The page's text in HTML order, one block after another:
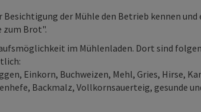
Besichtigung der Mühle den Betrieb kennen
zum Brot".
im Mühlenladen. Dort sind
Einkorn, Buchweizen, Mehl, Gries, Hirse,
Backmalz, Vollkornsauerteig, gesunde